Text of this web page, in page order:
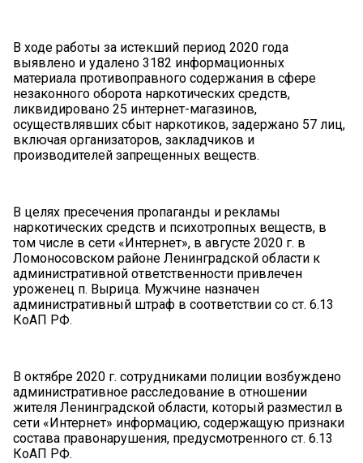
В ходе работы за истекший период 2020 года
выявлено и удалено 3182 информационных
материала противоправного содержания в сфере
незаконного оборота наркотических средств,
ликвидировано 25 интернет-магазинов,
осуществлявших сбыт наркотиков, задержано 57 лиц,
включая организаторов, закладчиков и
производителей запрещенных веществ.
В целях пресечения пропаганды и рекламы
наркотических средств и психотропных веществ, в
том числе в сети «Интернет», в августе 2020 г. в
Ломоносовском районе Ленинградской области к
административной ответственности привлечен
уроженец п. Вырица. Мужчине назначен
административный штраф в соответствии со ст. 6.13
КоАП РФ.
В октябре 2020 г. сотрудниками полиции возбуждено
административное расследование в отношении
жителя Ленинградской области, который разместил в
сети «Интернет» информацию, содержащую признаки
состава правонарушения, предусмотренного ст. 6.13
КоАП РФ.